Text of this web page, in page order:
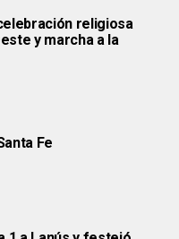
religiosa
y marcha a la
Fe